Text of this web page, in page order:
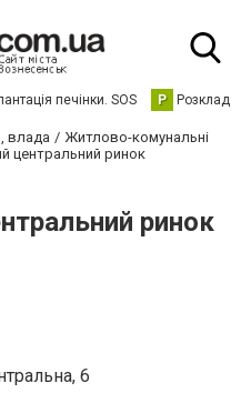
печінки. SOS Р Розклад
влада
Житлово-комунальні
центральний ринок
ринок
6